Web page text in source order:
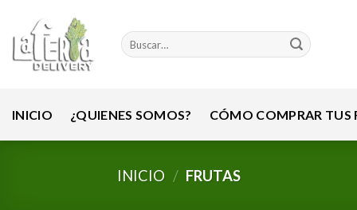
content
Buscar
por:
INICIO ¿QUIENES SOMOS? CÓMO COMPRAR TUS
INICIO / FRUTAS